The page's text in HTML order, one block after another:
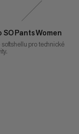
SO Pants Women
pro technické